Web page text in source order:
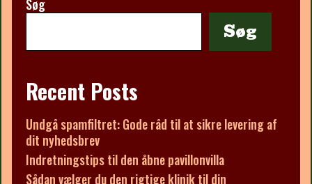
Søg
Søg
Recent Posts
Undgå spamfiltret: Gode råd til at sikre levering af
dit nyhedsbrev
Indretningstips til den åbne pavillonvilla
Sådan vælger du den rigtige klinik til din